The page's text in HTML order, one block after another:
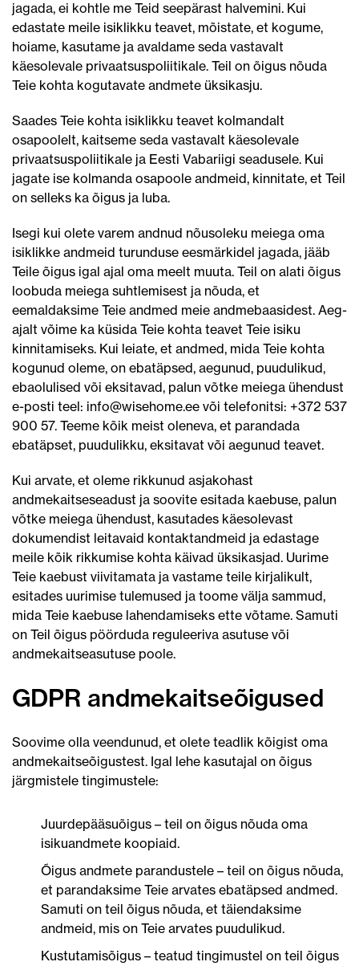
jagada, ei kohtle me Teid seepärast halvemini. Kui
edastate meile isiklikku teavet, mõistate, et kogume,
hoiame, kasutame ja avaldame seda vastavalt
käesolevale privaatsuspoliitikale. Teil on õigus nõuda
Teie kohta kogutavate andmete üksikasju.
Saades Teie kohta isiklikku teavet kolmandalt
osapoolelt, kaitseme seda vastavalt käesolevale
privaatsuspoliitikale ja Eesti Vabariigi seadusele. Kui
jagate ise kolmanda osapoole andmeid, kinnitate, et Teil
on selleks ka õigus ja luba.
Isegi kui olete varem andnud nõusoleku meiega oma
isiklikke andmeid turunduse eesmärkidel jagada, jääb
Teile õigus igal ajal oma meelt muuta. Teil on alati õigus
loobuda meiega suhtlemisest ja nõuda, et
eemaldaksime Teie andmed meie andmebaasidest. Aeg-
ajalt võime ka küsida Teie kohta teavet Teie isiku
kinnitamiseks. Kui leiate, et andmed, mida Teie kohta
kogunud oleme, on ebatäpsed, aegunud, puudulikud,
ebaolulised või eksitavad, palun võtke meiega ühendust
e-posti teel: info@wisehome.ee või telefonitsi: +372 537
900 57. Teeme kõik meist oleneva, et parandada
ebatäpset, puudulikku, eksitavat või aegunud teavet.
Kui arvate, et oleme rikkunud asjakohast
andmekaitseseadust ja soovite esitada kaebuse, palun
võtke meiega ühendust, kasutades käesolevast
dokumendist leitavaid kontaktandmeid ja edastage
meile kõik rikkumise kohta käivad üksikasjad. Uurime
Teie kaebust viivitamata ja vastame teile kirjalikult,
esitades uurimise tulemused ja toome välja sammud,
mida Teie kaebuse lahendamiseks ette võtame. Samuti
on Teil õigus pöörduda reguleeriva asutuse või
andmekaitseasutuse poole.
GDPR andmekaitseõigused
Soovime olla veendunud, et olete teadlik kõigist oma
andmekaitseõigustest. Igal lehe kasutajal on õigus
järgmistele tingimustele:
Juurdepääsuõigus – teil on õigus nõuda oma
isikuandmete koopiaid.
Õigus andmete parandustele – teil on õigus nõuda,
et parandaksime Teie arvates ebatäpsed andmed.
Samuti on teil õigus nõuda, et täiendaksime
andmeid, mis on Teie arvates puudulikud.
Kustutamisõigus – teatud tingimustel on teil õigus